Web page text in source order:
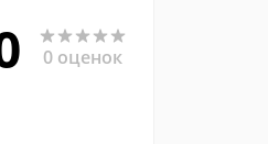
0 оценок